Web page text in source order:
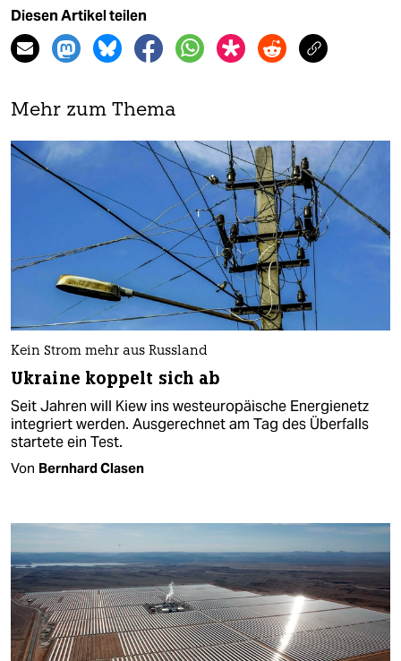
Diesen Artikel teilen
Mehr zum Thema
Kein Strom mehr aus Russland
Ukraine koppelt sich ab
Seit Jahren will Kiew ins westeuropäische Energienetz
integriert werden. Ausgerechnet am Tag des Überfalls
startete ein Test.
Von Bernhard Clasen